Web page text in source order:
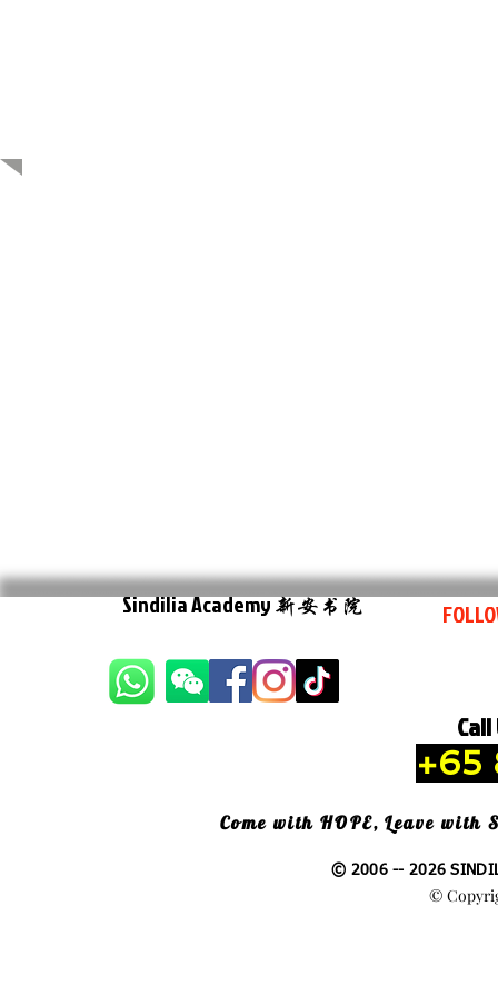
Sindilia Academy新安书院
+65
Come with HOPE, Leave with
© 2006 -- 2026
©